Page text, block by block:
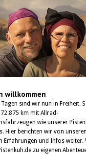
willkommen
sind wir nun in Freiheit.
km mit Allrad-
wie unserer
Hier berichten wir von
Erfahrungen und Infos weiter.
zu eigenen